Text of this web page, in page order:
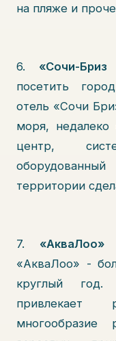
на пляже и
6. «Сочи-Бриз
посетить
отель «Сочи
моря, недалеко
центр,
территории
7.
«АкваЛоо» -
круглый год.
привлекает